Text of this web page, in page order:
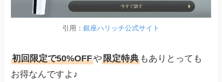
引用： 銀座ハリッチ公式サイト
初回限定で50%OFFや限定特典 もありとっても
お得なんですよ♪